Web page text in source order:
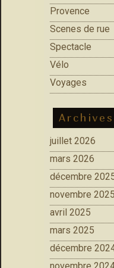
Provence
Scenes de rue
Spectacle
Vélo
Voyages
Archives
juillet 2026
mars 2026
décembre
novembre 2025
avril 2025
mars 2025
décembre